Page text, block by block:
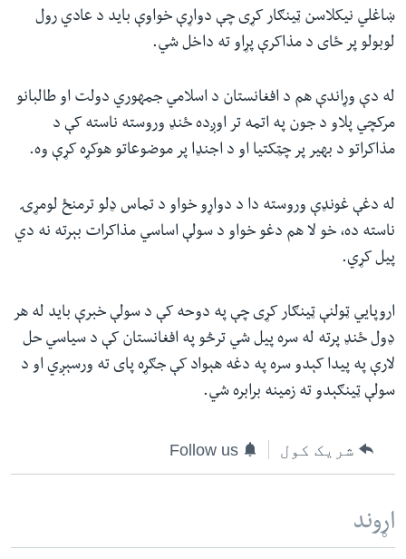
ښاغلي نیکلاسن ټینګار کړی چې دواړې خواوې باید د عادي رول
لوبولو پر ځای د مذاکرې پړاو ته داخل شي.
له دې وړاندې هم د افغانستان د اسلامي جمهوري دولت او طالبانو
مرکچي پلاو د جون په اتمه تر اوږده ځنډ وروسته ناسته کې د
مذاکراتو د بهیر پر چټکتیا او د اجنډا پر موضوعاتو هوکړه کړې وه.
له دغې غونډې وروسته دا د دواړو خواو د تماس ډلو ترمنځ لومړۍ
ناسته ده، خو لا هم دغو خواو د سولې اساسي مذاکرات بېرته نه دي
پیل کړي.
اروپايي ټولنې ټینګار کړی چې په دوحه کې د سولې خبرې باید له هر
ډول ځنډ پرته له سره پيل شي ترڅو په افغانستان کې د سیاسي حل
لارې په پیدا کېدو سره په دغه هېواد کې جګړه پای ته ورسېږي او د
سولې ټینګېدو ته زمینه برابره شي.
شریک کول Follow us
اړوند